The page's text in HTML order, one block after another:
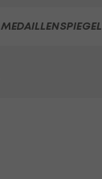
MEDAILLENSPIEGEL